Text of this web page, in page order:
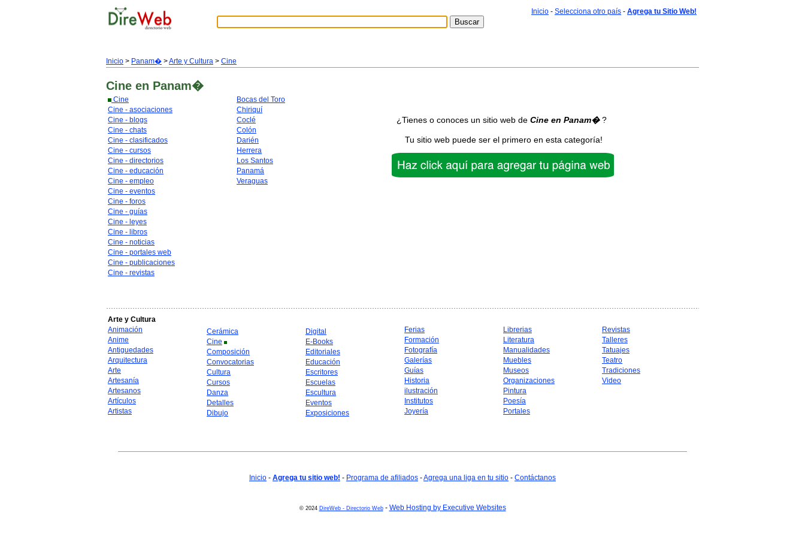
Inicio - Selecciona otro país - Agrega tu Sitio Web!
Inicio > Panam� >Arte y Cultura > Cine
Cine en Panam�
Cine
Cine - asociaciones
Cine - blogs
Cine - chats
Cine - clasificados
Cine - cursos
Cine - directorios
Cine - educación
Cine - empleo
Cine - eventos
Cine - foros
Cine - guías
Cine - leyes
Cine - libros
Cine - noticias
Cine - portales web
Cine - publicaciones
Cine - revistas
Bocas del Toro
Chiriquí
Coclé
Colón
Darién
Herrera
Los Santos
Panamá
Veraguas
¿Tienes o conoces un sitio web de Cine en Panam�?
Tu sitio web puede ser el primero en esta categoría!
Arte y Cultura
Animación
Anime
Antiguedades
Arquitectura
Arte
Artesanía
Artesanos
Artículos
Artistas
Cerámica
Cine
Composición
Convocatorias
Cultura
Cursos
Danza
Detalles
Dibujo
Digital
E-Books
Editoriales
Educación
Escritores
Escuelas
Escultura
Eventos
Exposiciones
Ferias
Formación
Fotografía
Galerías
Guías
Historia
ilustración
Institutos
Joyería
Librerias
Literatura
Manualidades
Muebles
Museos
Organizaciones
Pintura
Poesía
Portales
Revistas
Talleres
Tatuajes
Teatro
Tradiciones
Video
Inicio - Agrega tu sitio web! - Programa de afiliados -Agrega una liga en tu sitio - Contáctanos
© 2024 DireWeb - Directorio Web- Web Hosting by Executive Websites